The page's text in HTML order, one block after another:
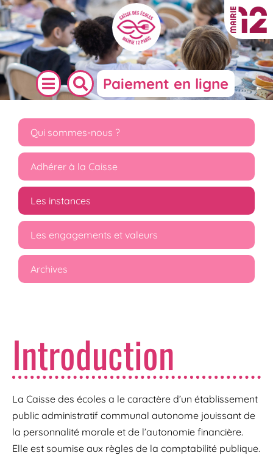
Paiement en ligne
Qui sommes-nous ?
Adhérer à la Caisse
Les instances
Les engagements et valeurs
Archives
Introduction
La Caisse des écoles a le caractère d’un établissement
public administratif communal autonome jouissant de
la personnalité morale et de l’autonomie financière.
Elle est soumise aux règles de la comptabilité publique.